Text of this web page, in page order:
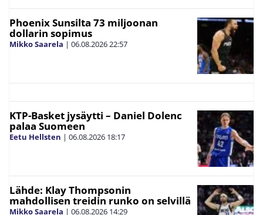
Phoenix Sunsilta 73 miljoonan
dollarin sopimus
Mikko Saarela | 06.08.202622:57
KTP-Basket jysäytti – Daniel Dolenc
palaa Suomeen
Eetu Hellsten | 06.08.2026 18:17
Lähde: Klay Thompsonin
mahdollisen treidin runko on selvillä
Mikko Saarela | 06.08.2026 14:29